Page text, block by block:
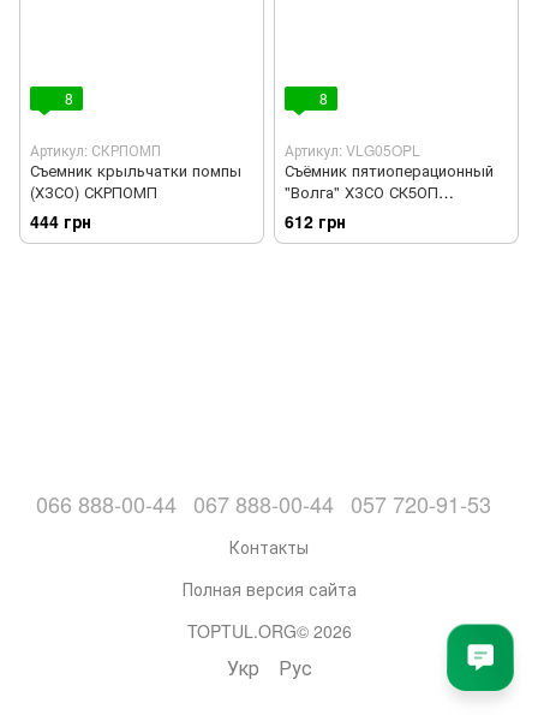
8
Артикул: СКРПОМП
Съемник крыльчатки помпы
(ХЗСО) СКРПОМП
444 грн
8
Артикул: VLG05OPL
Съёмник пятиоперационный
"Волга" ХЗСО СК5ОП
VLG05OPL
612 грн
066 888-00-44 067 888-00-44 057 720-91-53
Контакты
Полная версия сайта
TOPTUL.ORG© 2026
Укр Рус